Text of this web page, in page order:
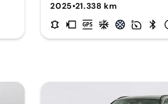
2025•21.338 km